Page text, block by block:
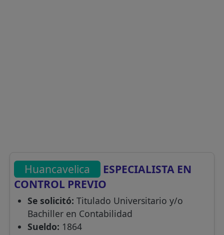
Huancavelica
ESPECIALISTA EN
CONTROL PREVIO
Se solicitó: Titulado Universitario y/o
Bachiller en Contabilidad
Sueldo: 1864